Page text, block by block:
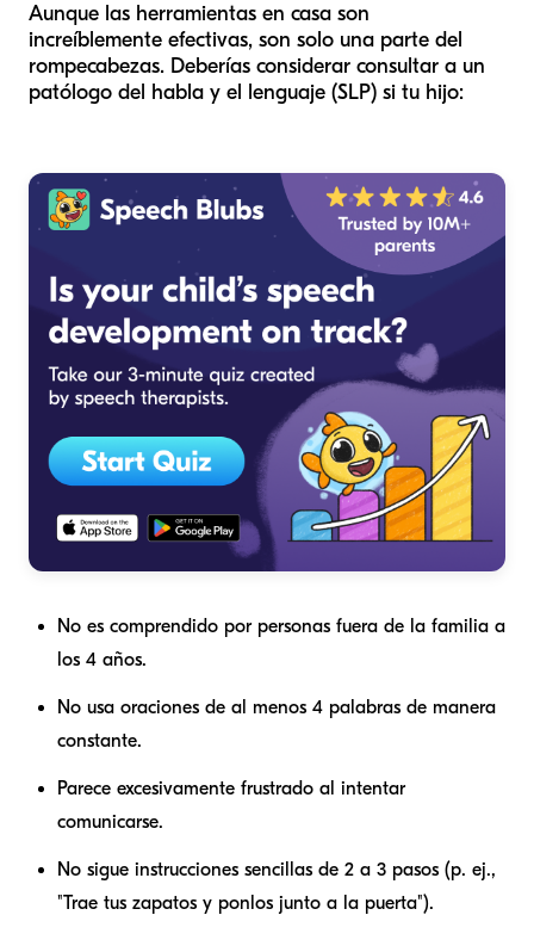
Aunque las herramientas en casa son
increíblemente efectivas, son solo una parte del
rompecabezas. Deberías considerar consultar a un
patólogo del habla y el lenguaje (SLP) si tu hijo:
No es comprendido por personas fuera de la familia a
los 4 años.
No usa oraciones de al menos 4 palabras de manera
constante.
Parece excesivamente frustrado al intentar
comunicarse.
No sigue instrucciones sencillas de 2 a 3 pasos (p. ej.,
"Trae tus zapatos y ponlos junto a la puerta").